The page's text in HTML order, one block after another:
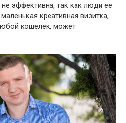
эффективна, так как люди ее
креативная визитка,
кошелек, может